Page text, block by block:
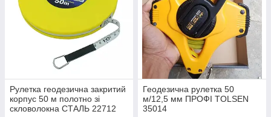
Рулетка геодезична закритий
корпус 50 м полотно зі
скловолокна СТАЛЬ 22712
Геодезична рулетка 50
м/12,5 мм ПРОФІ TOLSEN
35014